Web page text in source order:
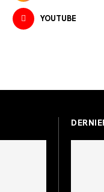
YOUTUBE